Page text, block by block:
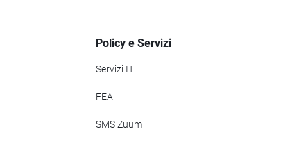
Policy e Servizi
Servizi IT
FEA
SMS Zuum